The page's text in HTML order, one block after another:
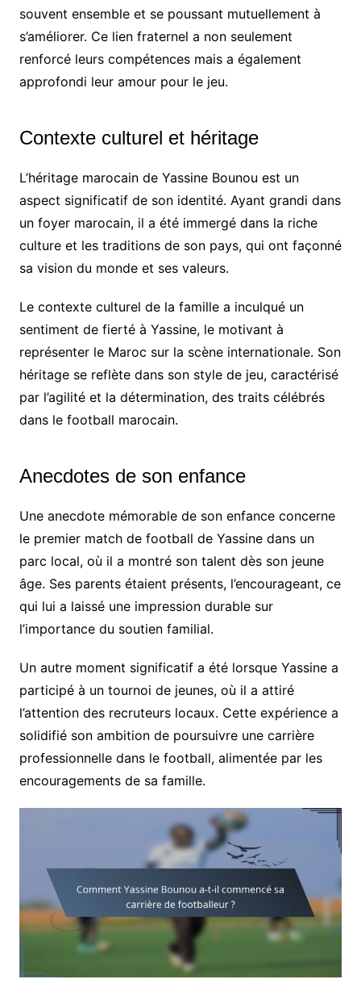
souvent ensemble et se poussant mutuellement à
s’améliorer. Ce lien fraternel a non seulement
renforcé leurs compétences mais a également
approfondi leur amour pour le jeu.
Contexte culturel et héritage
L’héritage marocain de Yassine Bounou est un
aspect significatif de son identité. Ayant grandi dans
un foyer marocain, il a été immergé dans la riche
culture et les traditions de son pays, qui ont façonné
sa vision du monde et ses valeurs.
Le contexte culturel de la famille a inculqué un
sentiment de fierté à Yassine, le motivant à
représenter le Maroc sur la scène internationale. Son
héritage se reflète dans son style de jeu, caractérisé
par l’agilité et la détermination, des traits célébrés
dans le football marocain.
Anecdotes de son enfance
Une anecdote mémorable de son enfance concerne
le premier match de football de Yassine dans un
parc local, où il a montré son talent dès son jeune
âge. Ses parents étaient présents, l’encourageant, ce
qui lui a laissé une impression durable sur
l’importance du soutien familial.
Un autre moment significatif a été lorsque Yassine a
participé à un tournoi de jeunes, où il a attiré
l’attention des recruteurs locaux. Cette expérience a
solidifié son ambition de poursuivre une carrière
professionnelle dans le football, alimentée par les
encouragements de sa famille.